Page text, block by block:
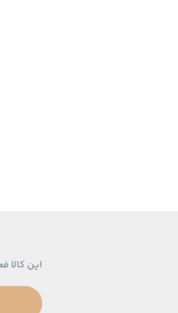
این کالا